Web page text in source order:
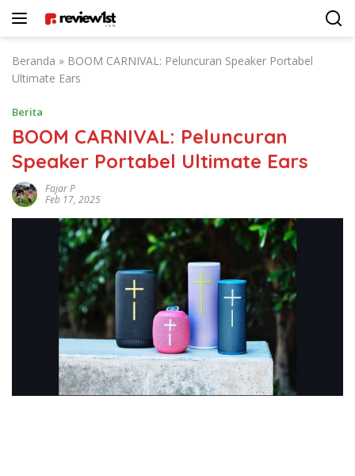
Beranda » BOOM CARNIVAL: Peluncuran Speaker Portabel
Ultimate Ears
Berita
BOOM CARNIVAL: Peluncuran
Speaker Portabel Ultimate Ears
Fajar P
Feb 17, 2025